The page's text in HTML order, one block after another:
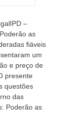
–
as
fiáveis
um
e preço de
presente
questões
das
Poderão as